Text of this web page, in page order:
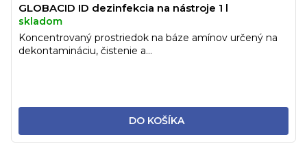
GLOBACID ID dezinfekcia na nástroje 1 l
skladom
DO KOŠÍKA
Koncentrovaný prostriedok na báze amínov určený na
dekontamináciu, čistenie a...